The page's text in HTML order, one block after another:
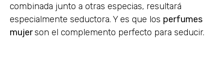
combinada junto a otras especias, resultará
especialmente seductora. Y es que los perfumes
mujerson el complemento perfecto para seducir.